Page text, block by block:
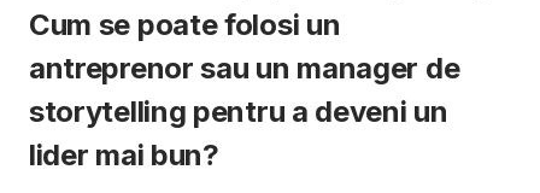
Cum se poate folosi un
antreprenor sau un manager de
storytelling pentru a deveni un
lider mai bun?